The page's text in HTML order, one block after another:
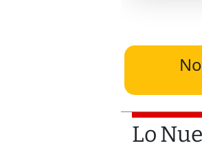
Lo